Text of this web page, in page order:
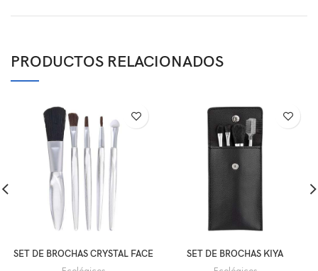
PRODUCTOS RELACIONADOS
SET DE BROCHAS CRYSTAL FACE SET DE BROCHAS KIYA